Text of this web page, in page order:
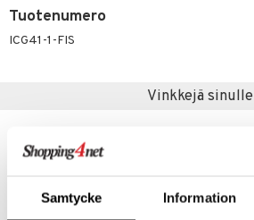
Samtycke Information
Tuotenumero
ICG41-1-FIS
Vinkkejä sinulle